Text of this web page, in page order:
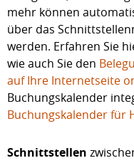
mehr können
über das
werden. Erfahren Sie
wie auch Sie den
auf Ihre Internetseite
Buchungskalender
Buchungskalender für
Schnittstellen